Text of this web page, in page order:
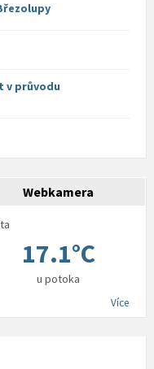
v průvodu
Webkamera
17.1°C
u potoka
Více